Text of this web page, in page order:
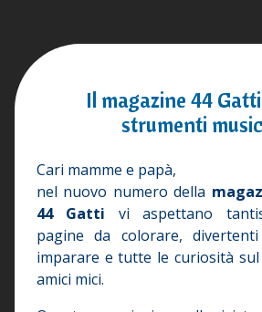
Il magazine 44
strumenti
Cari mamme e papà,
nel nuovo numero della
44 Gatti vi aspettano
pagine da colorare,
imparare e tutte le curiosità
amici mici.